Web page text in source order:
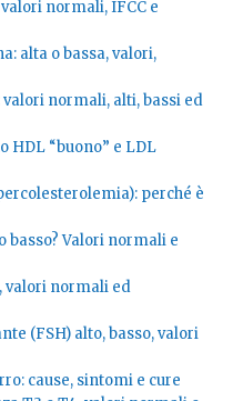
normali, IFCC e
alta o bassa, valori,
normali, alti, bassi ed
HDL “buono” e LDL
perché è
basso? Valori normali e
valori normali ed
(FSH) alto, basso, valori
cause, sintomi e cure